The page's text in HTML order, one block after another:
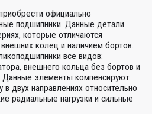
официально
подшипники. Данные детали
которые отличаются
колец и наличием бортов.
все видов:
внешнего кольца без бортов и
Данные элементы компенсируют
двух направлениях относительно
радиальные нагрузки и сильные